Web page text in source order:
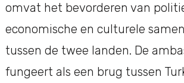
omvat het bevorderen van
economische en culturele
tussen de twee landen. De
fungeert als een brug tussen